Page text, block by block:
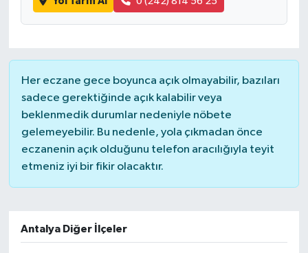
Her eczane gece boyunca açık olmayabilir, bazıları
sadece gerektiğinde açık kalabilir veya
beklenmedik durumlar nedeniyle nöbete
gelemeyebilir. Bu nedenle, yola çıkmadan önce
eczanenin açık olduğunu telefon aracılığıyla teyit
etmeniz iyi bir fikir olacaktır.
Antalya Diğer İlçeler
Bayburt Müftülüğü
Bingöl Müftülüğü
Bitlis Müftülüğü
Bolu Müftülüğü
Burdur Müftülüğü
Bursa Müftülüğü
Zekat
Eğitim
Aile
Sağlık
Makaleler
Ekonomi
Duyurular